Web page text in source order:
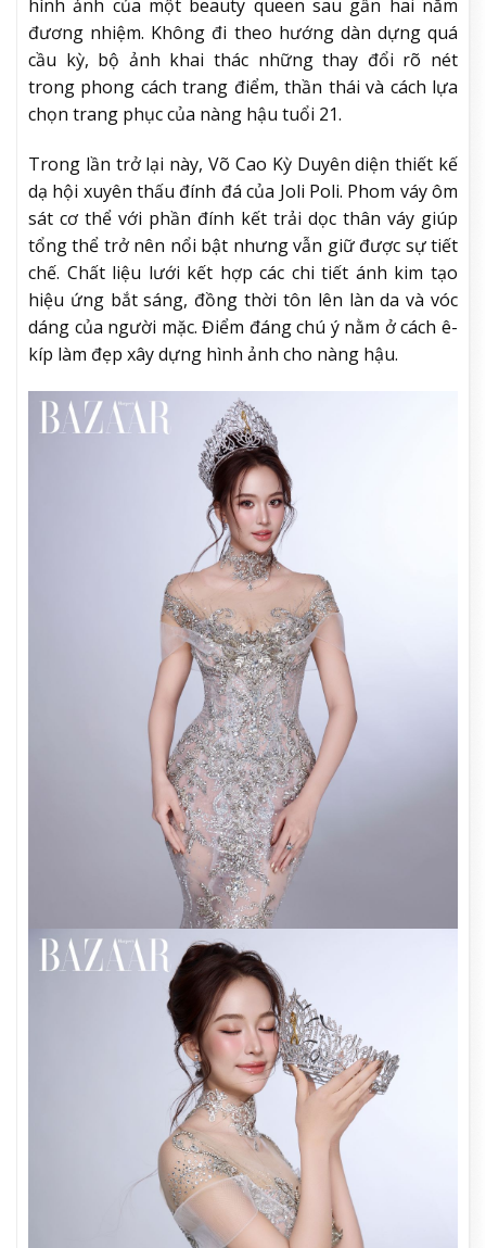
hình ảnh của một beauty queen sau gần hai năm
đương nhiệm. Không đi theo hướng dàn dựng quá
cầu kỳ, bộ ảnh khai thác những thay đổi rõ nét
trong phong cách trang điểm, thần thái và cách lựa
chọn trang phục của nàng hậu tuổi 21.
Trong lần trở lại này, Võ Cao Kỳ Duyên diện thiết kế
dạ hội xuyên thấu đính đá của Joli Poli. Phom váy ôm
sát cơ thể với phần đính kết trải dọc thân váy giúp
tổng thể trở nên nổi bật nhưng vẫn giữ được sự tiết
chế. Chất liệu lưới kết hợp các chi tiết ánh kim tạo
hiệu ứng bắt sáng, đồng thời tôn lên làn da và vóc
dáng của người mặc. Điểm đáng chú ý nằm ở cách ê-
kíp làm đẹp xây dựng hình ảnh cho nàng hậu.